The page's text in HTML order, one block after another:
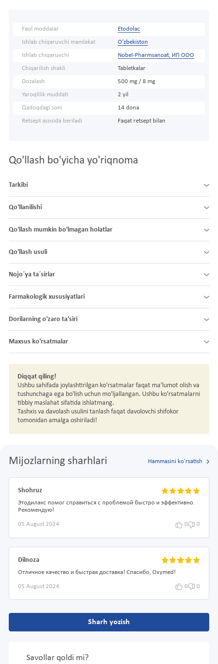
Faol moddalar Etodolac
Ishlab chiqaruvchi mamlakat O'zbekiston
Ishlab chiqaruvchi Nobel-Pharmsanoat, ИП ООО
Chiqarilish shakli Tabletkalar
Dozalash 500 mg / 8 mg
Yaroqlilik muddati 2 yil
Qadoqdagi soni 14 dona
Retsept asosida beriladi Faqat retsept bilan
Qo'llash bo'yicha yo'riqnoma
Tarkibi
Qo'llanilishi
Qo'llash mumkin bo'lmagan holatlar
Qo'llash usuli
Nojo´ya ta´sirlar
Farmakologik xususiyatlari
Dorilarning o'zaro ta'siri
Maxsus ko'rsatmalar
Diqqat qiling!
Ushbu sahifada joylashtirilgan ko'rsatmalar faqat ma'lumot olish va
tushunchaga ega bo'lish uchun mo'ljallangan. Ushbu ko'rsatmalarni
tibbiy maslahat sifatida ishlatmang.
Tashxis va davolash usulini tanlash faqat davolovchi shifokor
tomonidan amalga oshiriladi!
Mijozlarning sharhlari Hammasini ko'rsatish
Shohruz
Этодилакс помог справиться с проблемой быстро и эффективно.
Рекомендую!
05 August 2024 0 0
Dilnoza
Отличное качество и быстрая доставка! Спасибо, Oxymed!
05 August 2024 0 0
Sharh yozish
Savollar qoldi mi?